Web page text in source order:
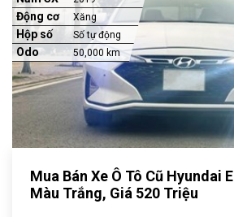
Động cơ Xăng
Hộp số Số tự động
Odo 50,000 km
Mua Bán Xe Ô Tô Cũ Hyundai
Màu Trắng, Giá 520 Triệu